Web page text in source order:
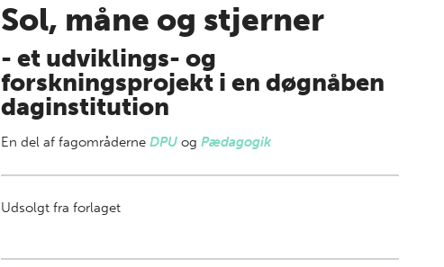
Sol, måne og stjerner
- et udviklings- og
forskningsprojekt i en døgnåben
daginstitution
En del af fagområderne DPUog Pædagogik
Udsolgt fra forlaget